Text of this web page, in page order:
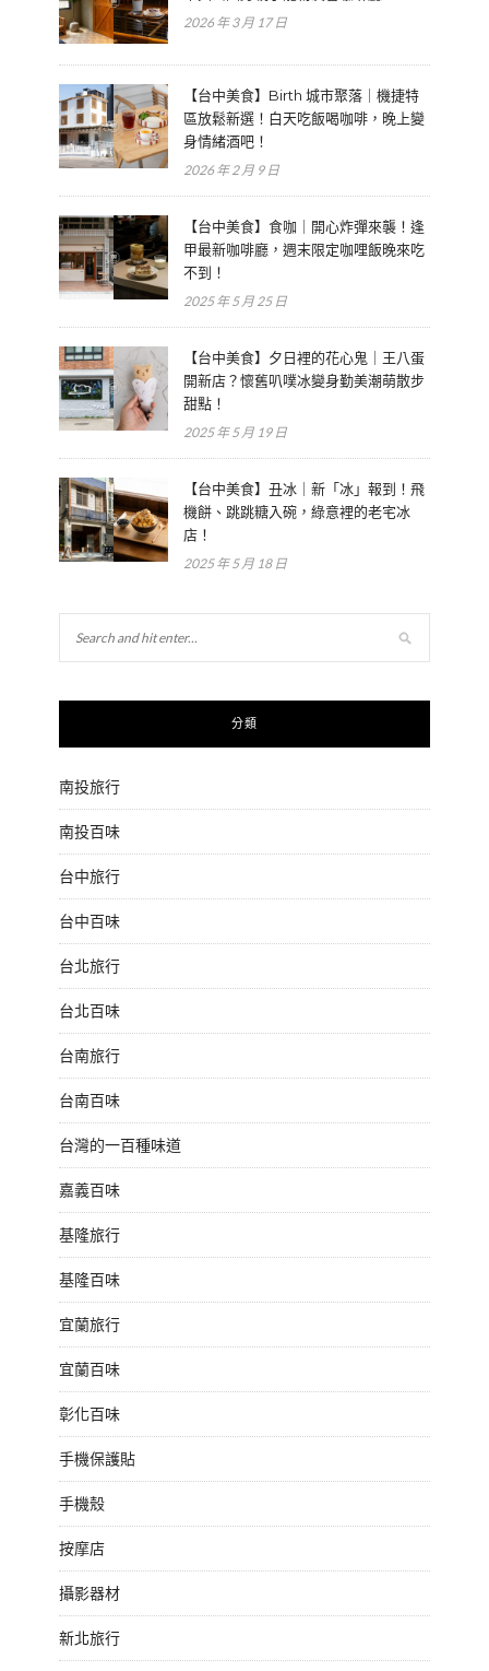
2026 年 3 月 17 日
【台中美食】Birth 城市聚落｜機捷特
區放鬆新選！白天吃飯喝咖啡，晚上變
身情緒酒吧！
2026 年 2 月 9 日
【台中美食】食咖｜開心炸彈來襲！逢
甲最新咖啡廳，週末限定咖哩飯晚來吃
不到！
2025 年 5 月 25 日
【台中美食】夕日裡的花心鬼｜王八蛋
開新店？懷舊叭噗冰變身勤美潮萌散步
甜點！
2025 年 5 月 19 日
【台中美食】丑冰｜新「冰」報到！飛
機餅、跳跳糖入碗，綠意裡的老宅冰
店！
2025 年 5 月 18 日
分類
南投旅行
南投百味
台中旅行
台中百味
台北旅行
台北百味
台南旅行
台南百味
台灣的一百種味道
嘉義百味
基隆旅行
基隆百味
宜蘭旅行
宜蘭百味
彰化百味
手機保護貼
手機殼
按摩店
攝影器材
新北旅行